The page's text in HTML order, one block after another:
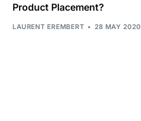
Product Placement?
LAURENT EREMBERT 28 MAY 2020